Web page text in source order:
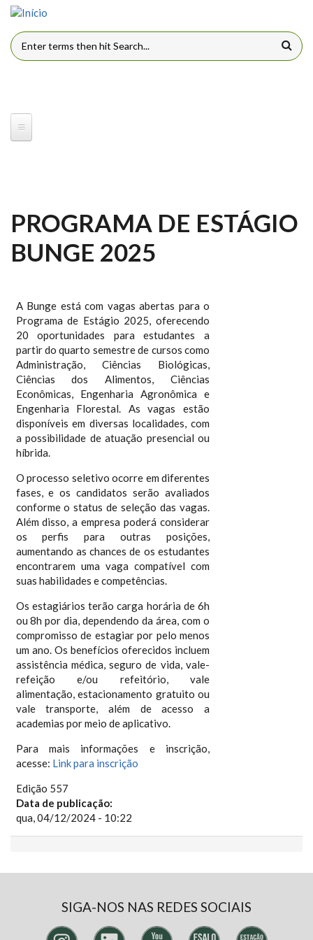
Pular para o conteúdo principal
FORMULÁRIO DE BUSCA
PROGRAMA DE ESTÁGIO
BUNGE 2025
A Bunge está com vagas abertas para o
Programa de Estágio 2025, oferecendo
20 oportunidades para estudantes a
partir do quarto semestre de cursos como
Administração, Ciências Biológicas,
Ciências dos Alimentos, Ciências
Econômicas, Engenharia Agronômica e
Engenharia Florestal. As vagas estão
disponíveis em diversas localidades, com
a possibilidade de atuação presencial ou
híbrida.
O processo seletivo ocorre em diferentes
fases, e os candidatos serão avaliados
conforme o status de seleção das vagas.
Além disso, a empresa poderá considerar
os perfis para outras posições,
aumentando as chances de os estudantes
encontrarem uma vaga compatível com
suas habilidades e competências.
Os estagiários terão carga horária de 6h
ou 8h por dia, dependendo da área, com o
compromisso de estagiar por pelo menos
um ano. Os benefícios oferecidos incluem
assistência médica, seguro de vida, vale-
refeição e/ou refeitório, vale
alimentação, estacionamento gratuito ou
vale transporte, além de acesso a
academias por meio de aplicativo.
Para mais informações e inscrição,
acesse: Link para inscrição
Edição 557
Data de publicação:
qua, 04/12/2024 - 10:22
SIGA-NOS NAS REDES SOCIAIS